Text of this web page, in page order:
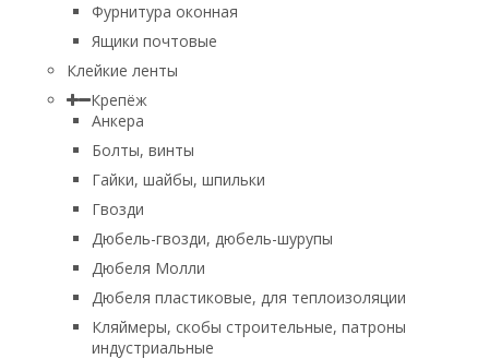
Фурнитура оконная
Ящики почтовые
Клейкие ленты
Крепёж
Анкера
Болты, винты
Гайки, шайбы, шпильки
Гвозди
Дюбель-гвозди, дюбель-шурупы
Дюбеля Молли
Дюбеля пластиковые, для теплоизоляции
Кляймеры, скобы строительные, патроны
индустриальные